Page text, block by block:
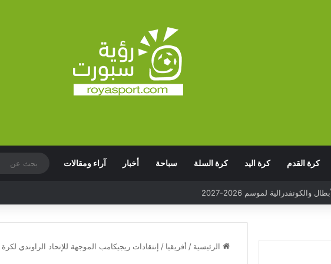
كرة القدم كرة اليد كرة السلة سباحة أخبار آراء ومقالات
التركي وديا
الرئيسية / أفريقيا / إنتقادات ريجيكامب الموجهة للإتحاد الراوندي